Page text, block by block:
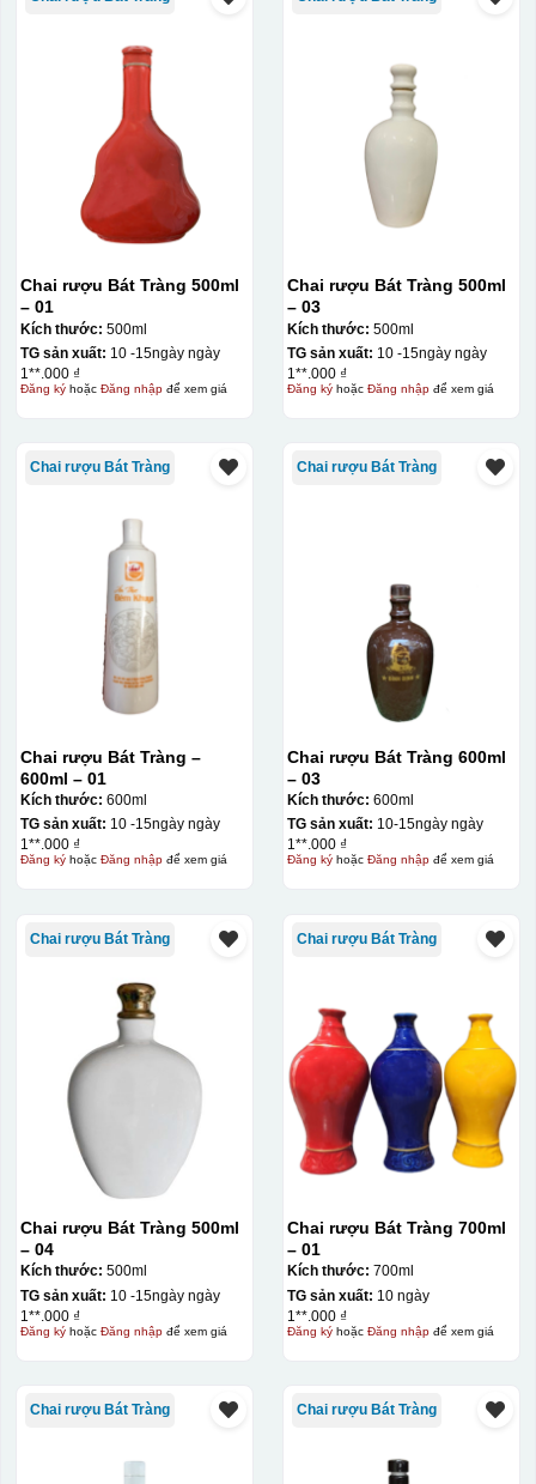
In logo 2 mặt
In logo 1 mặt
Hộp xi ấm chén
Chai rượu Bát Tràng 500ml
– 01
Kích thước: 500ml
TG sản xuất: 10 -15ngày ngày
1**.000 ₫
Đăng kýhoặc Đăng nhậpđể xem giá
Chai rượu Bát Tràng 500ml
– 03
Kích thước: 500ml
TG sản xuất: 10 -15ngày ngày
1**.000 ₫
Đăng kýhoặc Đăng nhậpđể xem giá
Chai rượu Bát Tràng
Chai rượu Bát Tràng –
600ml – 01
Kích thước: 600ml
TG sản xuất: 10 -15ngày ngày
1**.000 ₫
Đăng kýhoặc Đăng nhậpđể xem giá
Chai rượu Bát Tràng
Chai rượu Bát Tràng 600ml
– 03
Kích thước: 600ml
TG sản xuất: 10-15ngày ngày
1**.000 ₫
Đăng kýhoặc Đăng nhậpđể xem giá
Chai rượu Bát Tràng
Chai rượu Bát Tràng 500ml
– 04
Kích thước: 500ml
TG sản xuất: 10 -15ngày ngày
1**.000 ₫
Đăng kýhoặc Đăng nhậpđể xem giá
Chai rượu Bát Tràng
Chai rượu Bát Tràng 700ml
– 01
Kích thước: 700ml
TG sản xuất: 10 ngày
1**.000 ₫
Đăng kýhoặc Đăng nhậpđể xem giá
Chai rượu Bát Tràng Chai rượu Bát Tràng